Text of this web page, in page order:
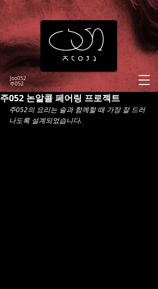
Joo052
​주052
주052 논알콜 페어링 프로젝트
주052의 요리는 술과 함께할 때 가장 잘 드러
나도록 설계되었습니다.